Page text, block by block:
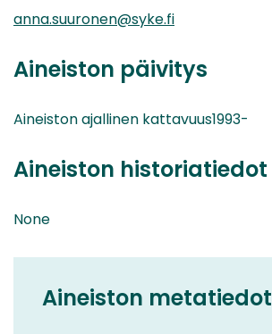
anna.suuronen@syke.fi
Aineiston päivitys
Aineiston ajallinen kattavuus1993-
Aineiston historiatiedot
None
Aineiston metatiedot